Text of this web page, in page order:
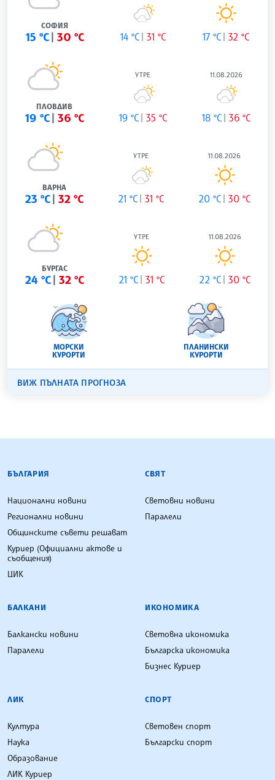
СОФИЯ
15 °C 30 °C 14 °C 31 °C 17 °C 32 °C
ПЛОВДИВ
19 °C 36 °C
УТРЕ
19 °C 35 °C
11.08.2026
18 °C 36 °C
ВАРНА
23 °C 32 °C
УТРЕ
21 °C 31 °C
11.08.2026
20 °C 30 °C
БУРГАС
24 °C 32 °C
УТРЕ
21 °C 31 °C
11.08.2026
22 °C 30 °C
МОРСКИ
КУРОРТИ
ПЛАНИНСКИ
КУРОРТИ
ВИЖ ПЪЛНАТА ПРОГНОЗА
БЪЛГАРСКА ТЕЛЕГРАФНА АГЕНЦИЯ
БЪЛГАРИЯ
Национални новини
Регионални новини
Общинските съвети решават
Куриер (Официални актове и
съобщения)
ЦИК
СВЯТ
Световни новини
Паралели
БАЛКАНИ
Балкански новини
Паралели
ИКОНОМИКА
Световна икономика
Българска икономика
Бизнес Куриер
ЛИК
Култура
Наука
Образование
ЛИК Куриер
СПОРТ
Световен спорт
Български спорт